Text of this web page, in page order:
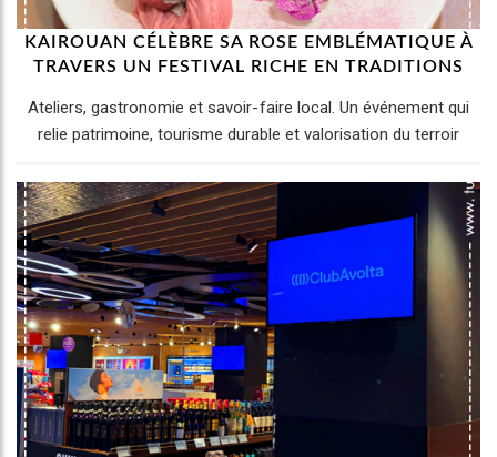
KAIROUAN CÉLÈBRE SA ROSE EMBLÉMATIQUE À
TRAVERS UN FESTIVAL RICHE EN TRADITIONS
Ateliers, gastronomie et savoir-faire local. Un événement qui
relie patrimoine, tourisme durable et valorisation du terroir